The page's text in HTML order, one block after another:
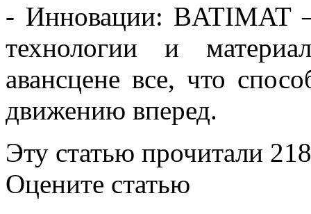
- Инновации: BATIMAT
технологии и
авансцене все, что
движению вперед.
Эту статью прочитали
Оцените статью